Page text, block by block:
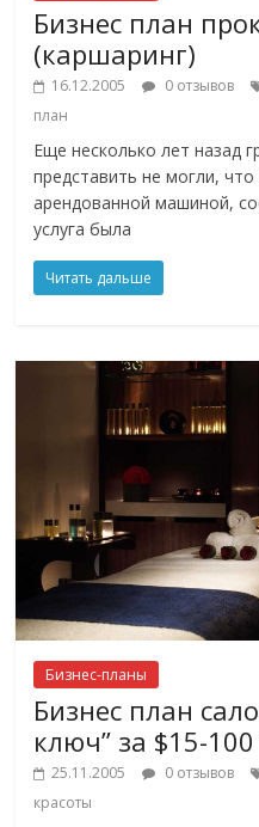
Бизнес план
(каршаринг)
16.12.2005 0 отзывов
план
Еще несколько лет назад
представить не могли,
арендованной машиной,
услуга была
Читать дальше
Бизнес-планы
Бизнес план
ключ” за $15-
25.11.2005 0 отзывов
красоты